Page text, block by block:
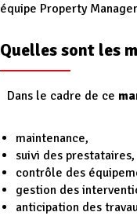
équipe Property
Quelles sont les
Dans le cadre de ce
maintenance,
suivi des prestataires,
contrôle des
gestion des
anticipation des